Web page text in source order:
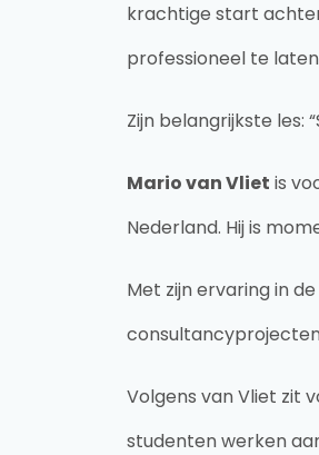
krachtige start
professioneel te
Zijn belangrijkste les:
Mario van Vliet is
Nederland. Hij is
Met zijn ervaring in
Volgens van Vliet zit
studenten werken